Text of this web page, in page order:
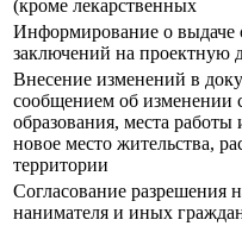
(кроме лекарственных
Информирование о выдаче
заключений на проектную
Внесение изменений в
сообщением об изменении
образования, места
новое место жительства,
территории
Согласование разрешения
нанимателя и иных